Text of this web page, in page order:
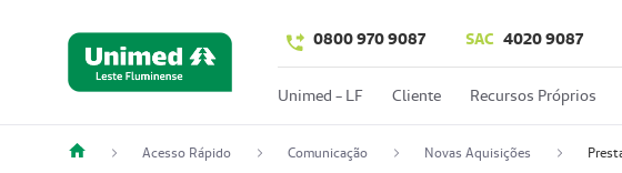
0800 970 9087 SAC 4020 9087
Unimed - LF Cliente Recursos Próprios
Acesso Rápido Comunicação Novas Aquisições